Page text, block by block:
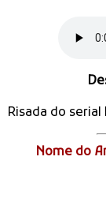
Risada do
Nome do